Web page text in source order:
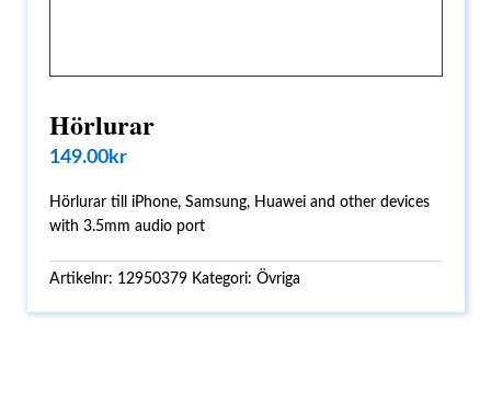
Hörlurar
149.00kr
Hörlurar till iPhone, Samsung, Huawei and other devices
with 3.5mm audio port
Artikelnr: 12950379 Kategori:Övriga